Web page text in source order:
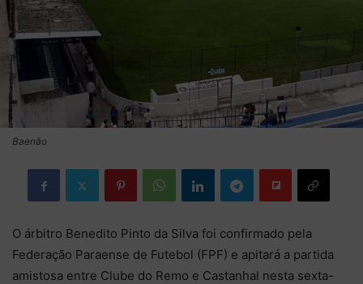
Baenão
O árbitro Benedito Pinto da Silva foi confirmado pela
Federação Paraense de Futebol (FPF) e apitará a partida
amistosa entre Clube do Remo e Castanhal nesta sexta-